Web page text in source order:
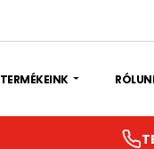
TERMÉKEINK